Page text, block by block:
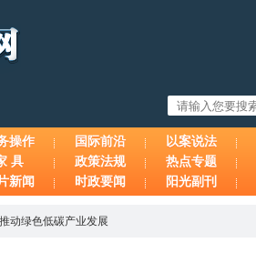
操作 国际前沿 以案说法
具 政策法规 热点专题
新闻 时政要闻 阳光副刊
动绿色低碳产业发展